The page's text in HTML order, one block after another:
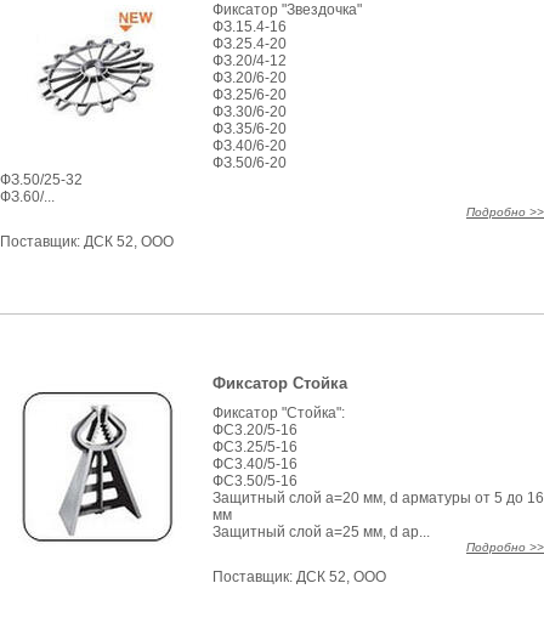
Фиксатор "Звездочка"
ФЗ.15.4-16
ФЗ.25.4-20
ФЗ.20/4-12
ФЗ.20/6-20
ФЗ.25/6-20
ФЗ.30/6-20
ФЗ.35/6-20
ФЗ.40/6-20
ФЗ.50/6-20
ФЗ.50/25-32
ФЗ.60/...
Подробно >>
Поставщик: ДСК 52, ООО
Фиксатор Стойка
Фиксатор "Стойка":
ФС3.20/5-16
ФС3.25/5-16
ФС3.40/5-16
ФС3.50/5-16
Защитный слой а=20 мм, d арматуры от 5 до 16
мм
Защитный слой а=25 мм, d ар...
Подробно >>
Поставщик: ДСК 52, ООО